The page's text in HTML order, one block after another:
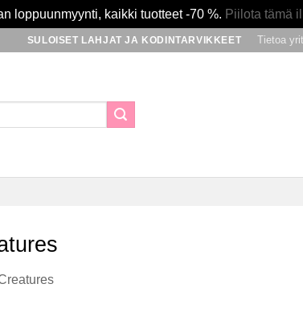
loppuunmyynti, kaikki tuotteet -70 %. Piilota tämä
SULOISET LAHJAT JA KODINTARVIKKEET Tietoa